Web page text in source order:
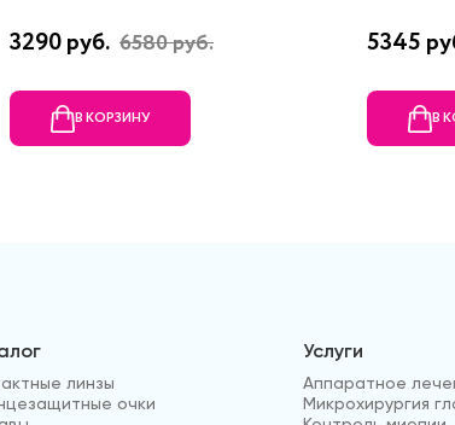
3290 руб. 6580 руб.
В КОРЗИНУ
5345
В
линзы
очки
Услуги
Аппаратное
Микрохирургия